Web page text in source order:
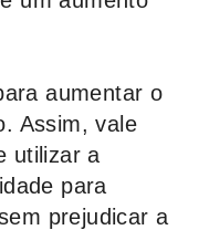
aumentar o
Assim, vale
utilizar a
para
prejudicar a